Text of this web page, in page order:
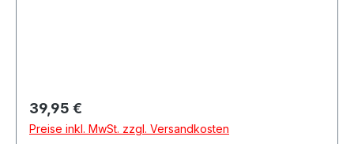
Regulärer Preis:
39,95 €
Preise inkl. MwSt. zzgl. Versandkosten